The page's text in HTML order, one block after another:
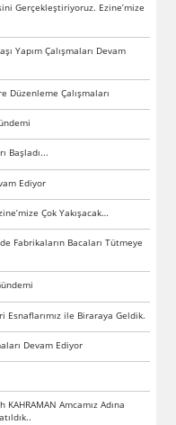
Gerçekleştiriyoruz. Ezine’mize
Yapım Çalışmaları Devam
Düzenleme Çalışmaları
Başladı...
Ediyor
Çok Yakışacak…
Fabrikaların Bacaları Tütmeye
ile Biraraya Geldik.
Devam Ediyor
Amcamız Adına